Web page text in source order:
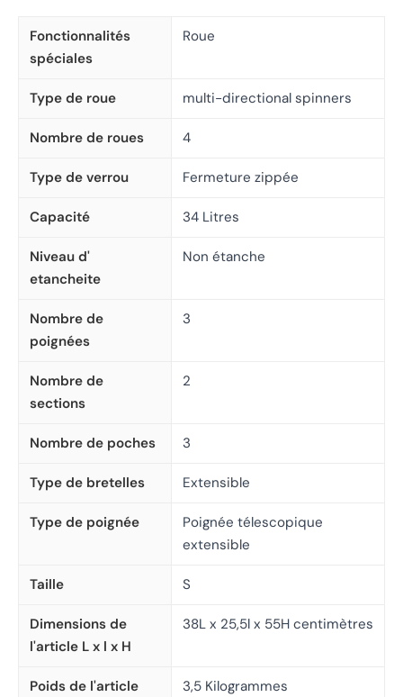
Fonctionnalités
spéciales
Roue
Type de roue multi-directional spinners
Nombre de roues 4
Type de verrou Fermeture zippée
Capacité 34 Litres
Niveau d'
etancheite
Non étanche
Nombre de
poignées
3
Nombre de
sections
2
Nombre de poches 3
Type de bretelles Extensible
Type de poignée
Poignée télescopique
extensible
Taille S
Dimensions de
l'article L x l x H
38L x 25,5l x 55H centimètres
Poids de l'article 3,5 Kilogrammes